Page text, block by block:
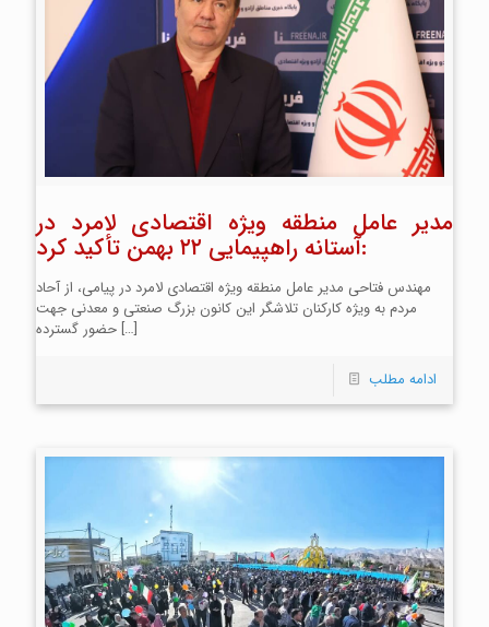
مدیر عامل منطقه ویژه اقتصادی لامرد در
آستانه راهپیمایی ۲۲ بهمن تأکید کرد:
مهندس فتاحی مدیر عامل منطقه ویژه اقتصادی لامرد در پیامی، از آحاد
مردم به ویژه کارکنان تلاشگر این کانون بزرگ صنعتی و معدنی جهت
حضور گسترده[…]
ادامه مطلب